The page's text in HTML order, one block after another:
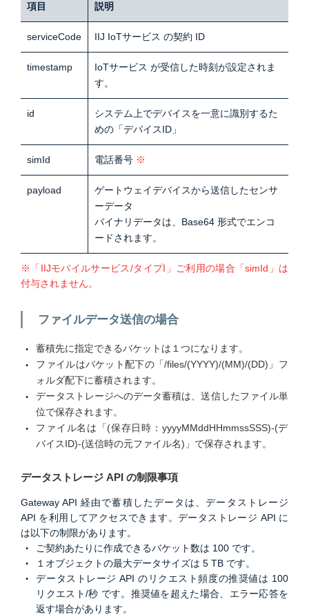
項目 説明
serviceCode IIJ IoTサービス の契約 ID
timestamp
IoTサービス が受信した時刻が設定されま
す。
id
システム上でデバイスを一意に識別するた
めの「デバイスID」
simId 電話番号 ※
payload
ゲートウェイデバイスから送信したセンサ
ーデータ
バイナリデータは、Base64 形式でエンコ
ードされます。
※「IIJモバイルサービス/タイプI」ご利用の場合「simId」は
付与されません。
ファイルデータ送信の場合
蓄積先に指定できるバケットは１つになります。
ファイルはバケット配下の「/files/(YYYY)/(MM)/(DD)」フ
ォルダ配下に蓄積されます。
データストレージへのデータ蓄積は、送信したファイル単
位で保存されます。
ファイル名は「(保存日時：yyyyMMddHHmmssSSS)-(デ
バイスID)-(送信時の元ファイル名)」で保存されます。
データストレージ API の制限事項
Gateway API 経由で蓄積したデータは、データストレージ
API を利用してアクセスできます。データストレージ API に
は以下の制限があります。
ご契約あたりに作成できるバケット数は 100 です。
１オブジェクトの最大データサイズは 5 TB です。
データストレージ API のリクエスト頻度の推奨値は 100
リクエスト/秒 です。推奨値を超えた場合、エラー応答を
返す場合があります。